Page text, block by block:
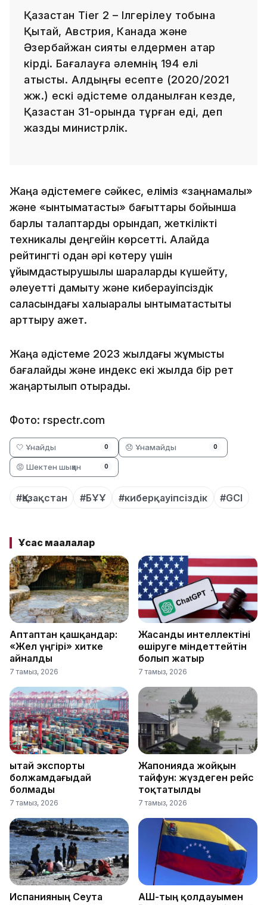
Қазақстан Tier 2 – Ілгерілеу тобына
Қытай, Австрия, Канада және
Әзербайжан сияқты елдермен қатар
кірді. Бағалауға әлемнің 194 елі
қатысты. Алдыңғы есепте (2020/2021
жж.) ескі әдістеме қолданылған кезде,
Қазақстан 31-орында тұрған еді, деп
жазды министрлік.
Жаңа әдістемеге сәйкес, еліміз «заңнамалық»
және «ынтымақтастық» бағыттары бойынша
барлық талаптарды орындап, жеткілікті
техникалық деңгейін көрсетті. Алайда
рейтингті одан әрі көтеру үшін
ұйымдастырушылық шараларды күшейту,
әлеуетті дамыту және киберқауіпсіздік
саласындағы халықаралық ынтымақтастықты
арттыру қажет.
Жаңа әдістеме 2023 жылдағы жұмысты
бағалайды және индекс екі жылда бір рет
жаңартылып отырады.
Фото: rspectr.com
🤍 Ұнайды 0 😞 Ұнамайды 0
😡 Шектен шыққан 0
#Қазақстан #БҰҰ #киберқауіпсіздік #GCI
Ұқсас мақалалар
Аптаптан қашқандар:
«Жел үңгірі» хитке
айналды
7 тамыз, 2026
Жасанды интеллектіні
өшіруге міндеттейтін
болып жатыр
7 тамыз, 2026
Қытай экспорты
болжамдағыдай
болмады
7 тамыз, 2026
Жапонияда жойқын
тайфун: жүздеген рейс
тоқтатылды
7 тамыз, 2026
Испанияның Сеута
АҚШ-тың қолдауымен